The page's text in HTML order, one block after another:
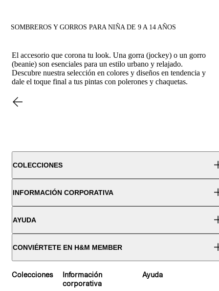
SOMBREROS Y GORROS PARA NIÑA DE 9 A 14 AÑOS
El accesorio que corona tu look. Una gorra (jockey) o un gorro
(beanie) son esenciales para un estilo urbano y relajado.
Descubre nuestra selección en colores y diseños en tendencia y
dale el toque final a tus pintas con polerones y chaquetas.
COLECCIONES
INFORMACIÓN CORPORATIVA
AYUDA
CONVIÉRTETE EN H&M MEMBER
Colecciones
Información
corporativa
Ayuda